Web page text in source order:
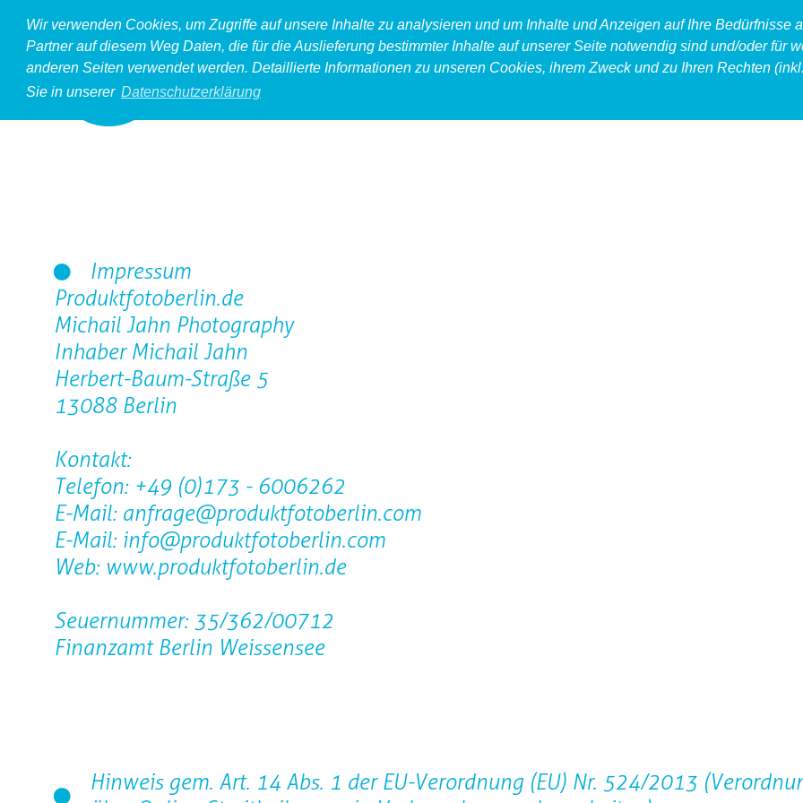
Wir verwenden Cookies, um Zugriffe auf unsere Inhalte zu analysieren und um Inhalte und Anzeigen auf Ihre Bedürfnisse
Partner auf diesem Weg Daten, die für die Auslieferung bestimmter Inhalte auf unserer Seite notwendig sind und/oder für
anderen Seiten verwendet werden. Detaillierte Informationen zu unseren Cookies, ihrem Zweck und zu Ihren Rechten
Sie in unserer Datenschutzerklärung
Impressum
Produktfotoberlin.de
Michail Jahn Photography
Inhaber Michail Jahn
Herbert-Baum-Straße 5
13088 Berlin
Kontakt:
Telefon: +49 (0)173 - 6006262
E-Mail: anfrage@produktfotoberlin.com
E-Mail: info@produktfotoberlin.com
Web: www.produktfotoberlin.de
Seuernummer: 35/362/00712
Finanzamt Berlin Weissensee
Hinweis gem. Art. 14 Abs. 1 der EU-Verordnung (EU) Nr. 524/2013